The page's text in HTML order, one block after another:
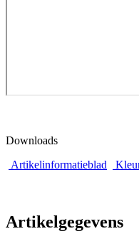
Downloads
Artikelinformatieblad
Artikelgegevens